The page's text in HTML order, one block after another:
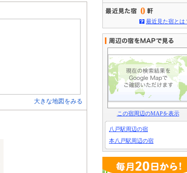
大きな地図をみる
0
最近見た宿とは
この宿周辺のMAPを表示
八戸駅周辺の宿
本八戸駅周辺の宿